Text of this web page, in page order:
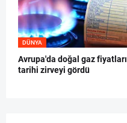
DÜNYA
Avrupa'da doğal gaz fiyatları
tarihi zirveyi gördü